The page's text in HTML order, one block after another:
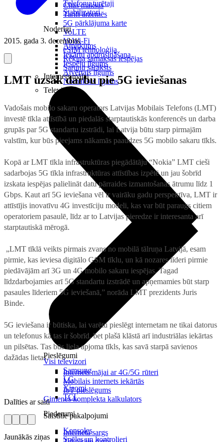
Citas maksas
Tarifi ārzemēs
5G pārklājuma karte
VoLTE
VoWi-Fi
eSIM tehnoloģija
Rēķina samaksas iespējas
Sarunu saraksts
Internets mājai
Pieslēgumi
Internets mājai ar 4G/5G rūteri
Mobilais internets iekārtās
IoT pieslēgums
Ģimenes komplekta kalkulators
Saistītie pakalpojumi
Interneta sargs
Telefonu turētaji
Stabilizatori
Noderīgi
Atpirkums
Iekārtu apdrošināšana
Iespēju līgums
Atvērtais līgums
Nomaksas līgums
Televizori
Visi televizori
Samsung
LG
Xiaomi
TCL
Piederumi
Konsoles
Spēles un kontrolieri
2015. gada 3. decembris
LMT uzsāk darbu pie 5G ieviešanas
Vadošais mobilo sakaru operators Latvijas Mobilais Telefons (LMT)
investē tīkla attīstībā un piedalās starptautiskās konferencēs un darba
grupās par 5G standartu izstrādi, lai Latvija būtu starp pirmajām
valstīm, kur būs pieejams nākamās paaudzes 5G mobilo sakaru tīkls.
Kopā ar LMT tīkla infrastruktūras piegādātāju “Nokia” LMT cieši
sadarbojas 5G tīkla infrastruktūras attīstības izpētē un jau šobrīd
izskata iespējas palielināt datu pārraides izmantošanas ātrumu līdz 1
Gbps. Kaut arī 5G ieviešana vēl ir vairāku gadu perspektīva, LMT ir
attīstījis inovatīvu 4G investīciju modeli, kas var būt paraugs citiem
operatoriem pasaulē, līdz ar to Latvijas pieredze ir interesanta arī
starptautiskā mērogā.
„LMT tīklā veikts pirmais zvans no mobilā tālruņa Latvijā, esam
pirmie, kas ieviesa digitālo GSM tīklu, un kā nozares līderi pirmie
piedāvājām arī 3G un 4G mobilo sakaru iespējas. Tagad
līdzdarbojamies arī 5G standartu izstrādē un apņemamies būt starp
pasaules līderiem 5G ieviešanā,” norāda LMT prezidents Juris
Binde.
5G ieviešana ir būtiska, lai varētu pieslēgt internetam ne tikai datorus
un telefonus kā tas ir šobrīd, bet plašā klāstā arī industriālas iekārtas
un pilsētas. Tas būs liela apjoma tīkls, kas savā starpā savienos
dažādas lietas.
Dalīties ar saiti
Jaunākās ziņas